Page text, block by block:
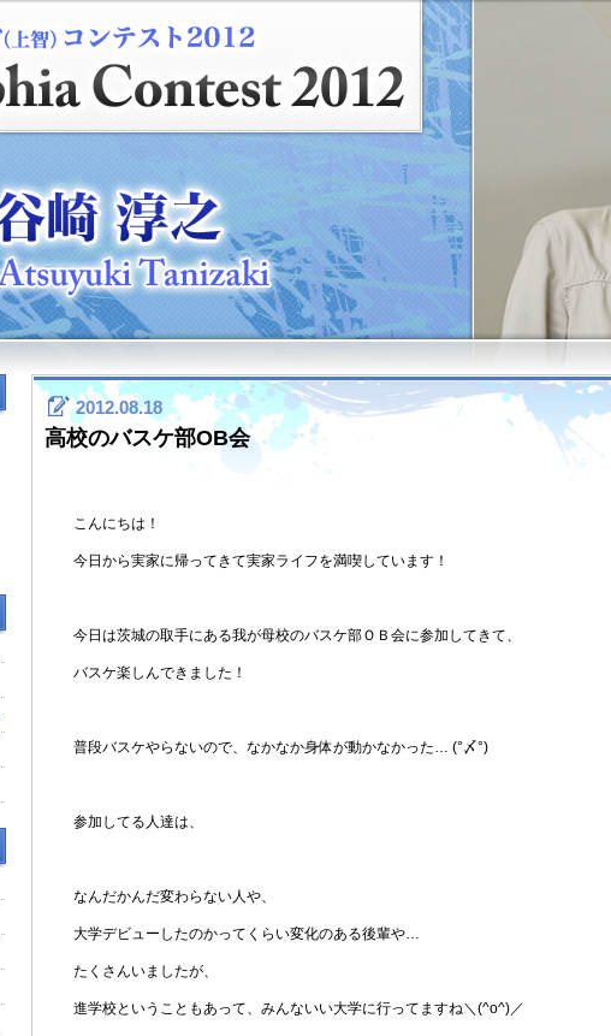
2012.08.18
高校のバスケ部OB会
こんにちは！
今日から実家に帰ってきて実家ライフを満喫しています！
今日は茨城の取手にある我が母校のバスケ部ＯＢ会に参加してきて、
バスケ楽しんできました！
普段バスケやらないので、なかなか身体が動かなかった… (°〆°)
参加してる人達は、
なんだかんだ変わらない人や、
大学デビューしたのかってくらい変化のある後輩や…
たくさんいましたが、
進学校ということもあって、みんないい大学に行ってますね＼(^o^)／